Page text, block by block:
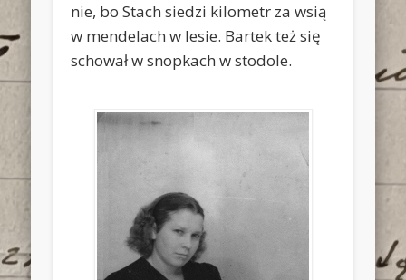
nie, bo Stach siedzi kilometr za wsią
w mendelach w lesie. Bartek też się
schował w snopkach w stodole.